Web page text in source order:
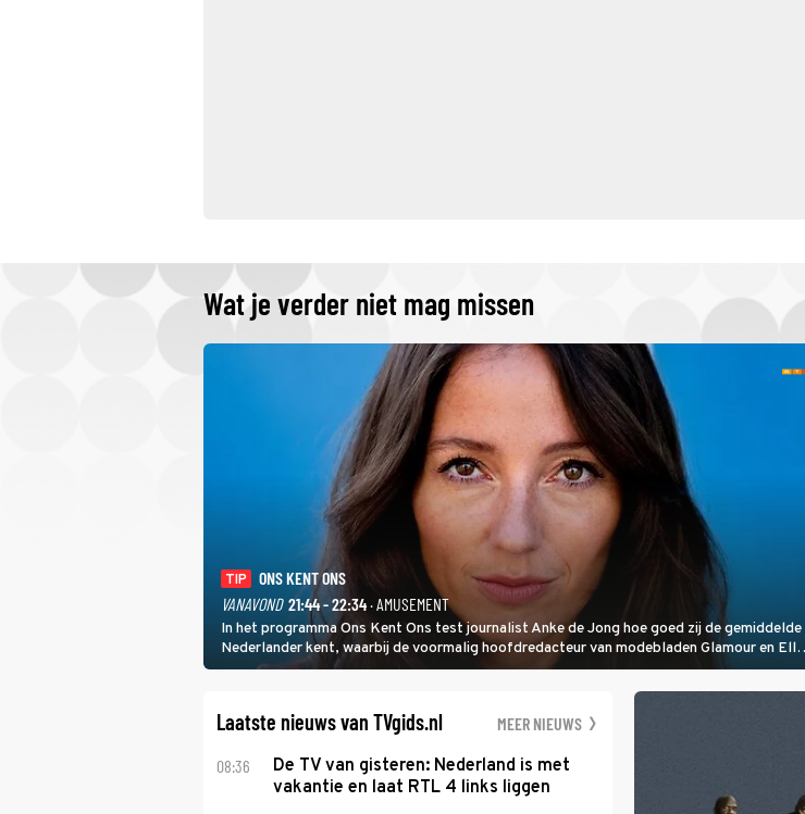
Wat je verder niet mag missen
TIP
ONS KENT ONS
VANAVOND 21:44 - 22:34· AMUSEMENT
In het programma Ons Kent Ons test journalist Anke de Jong hoe goed zij de gemiddelde
Nederlander kent, waarbij de voormalig hoofdredacteur van modebladen Glamour en Elle
het samen met rapper Keizer opneemt tegen Edson da Graça en Marc-Marie Huijbregts.
Laatste nieuws van TVgids.nl MEER NIEUWS
08:36
De TV van gisteren: Nederland is met
vakantie en laat RTL 4 links liggen